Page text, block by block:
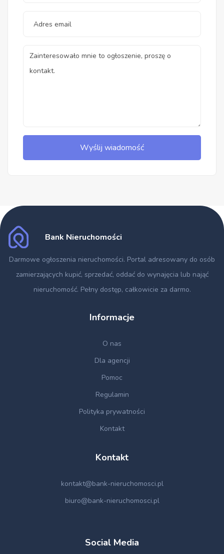
Wyślij wiadomość
Bank Nieruchomości
Darmowe ogłoszenia nieruchomości. Portal adresowany do osób
zamierzających kupić, sprzedać, oddać do wynajęcia lub nająć
nieruchomość. Pełny dostęp, całkowicie za darmo.
Informacje
O nas
Dla agencji
Pomoc
Regulamin
Polityka prywatności
Kontakt
Kontakt
kontakt@bank-nieruchomosci.pl
biuro@bank-nieruchomosci.pl
Social Media